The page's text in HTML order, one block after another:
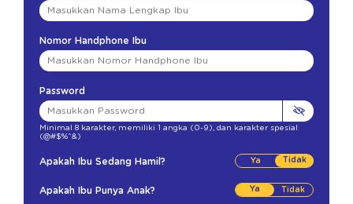
Nomor Handphone Ibu
Password
Minimal 8 karakter, memiliki 1 angka (0-9) dan karakter spesial
(@#$%^&)
Apakah Ibu Sedang Hamil? Tidak
Apakah Ibu Punya Anak? Ya